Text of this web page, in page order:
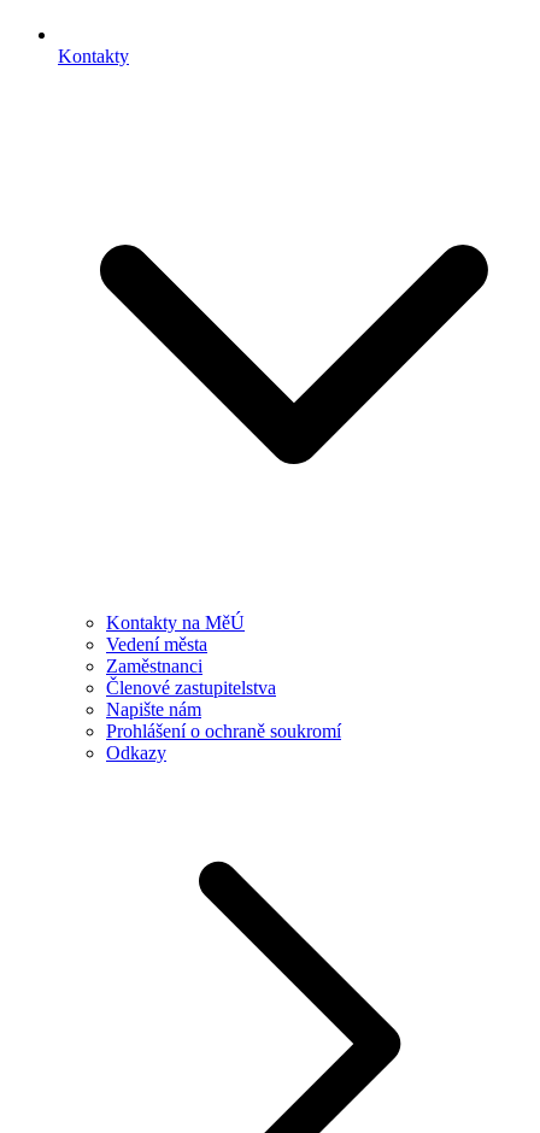
Kontakty
Kontakty na MěÚ
Vedení města
Zaměstnanci
Členové zastupitelstva
Napište nám
Prohlášení o ochraně soukromí
Odkazy